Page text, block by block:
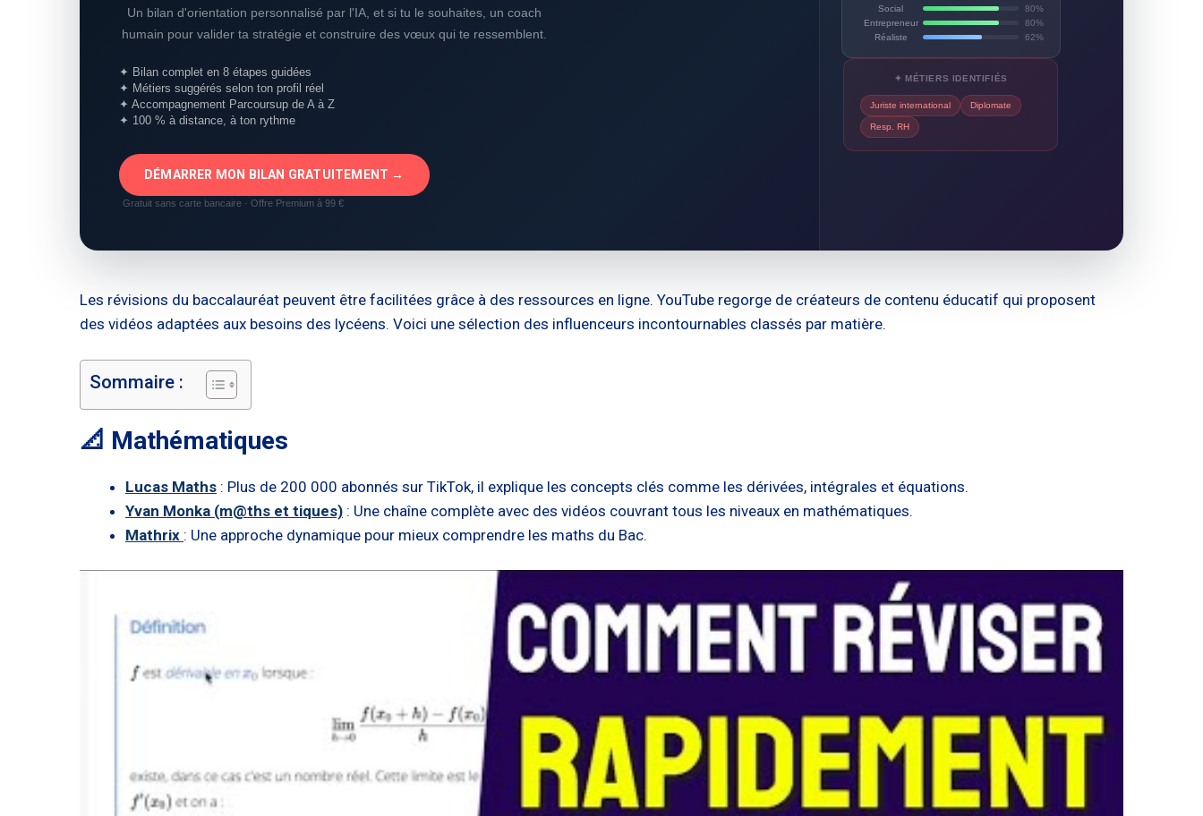
Un bilan d'orientation personnalisé par l'IA, et si tu le souhaites, un coach
humain pour valider ta stratégie et construire des vœux qui te ressemblent.
✦ Bilan complet en 8 étapes guidées
✦ Métiers suggérés selon ton profil réel
✦ Accompagnement Parcoursup de A à Z
✦ 100 % à distance, à ton rythme
DÉMARRER MON BILAN GRATUITEMENT →
Gratuit sans carte bancaire · Offre Premium à 99 €
Social
80%
Entrepreneur
80%
Réaliste
62%
✦ MÉTIERS IDENTIFIÉS
Juriste international Diplomate
Resp. RH
Les révisions du baccalauréat peuvent être facilitées grâce à des ressources en ligne. YouTube regorge de créateurs de contenu éducatif qui proposent
des vidéos adaptées aux besoins des lycéens. Voici une sélection des influenceurs incontournables classés par matière.
Sommaire :
📐 Mathématiques
Lucas Maths : Plus de 200 000 abonnés sur TikTok, il explique les concepts clés comme les dérivées, intégrales et équations.
Yvan Monka (m@ths et tiques) : Une chaîne complète avec des vidéos couvrant tous les niveaux en mathématiques.
Mathrix : Une approche dynamique pour mieux comprendre les maths du Bac.